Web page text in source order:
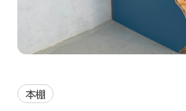
STORY PAGE
本棚